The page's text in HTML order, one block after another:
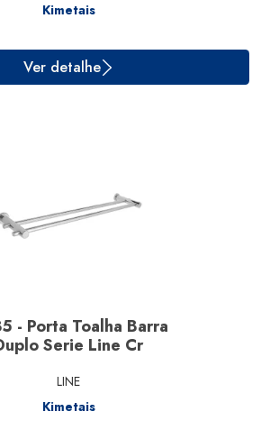
Ver detalhe
Kimetais
- Porta Toalha Barra
Serie Line Cr
LINE
Kimetais